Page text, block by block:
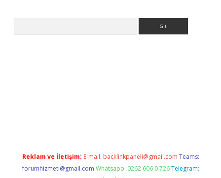
Reklam ve İletişim: E-mail: backlinkpaneli@gmail.com Teams:
forumhizmeti@gmail.com Whatsapp: 0262 606 0 726 Telegram: